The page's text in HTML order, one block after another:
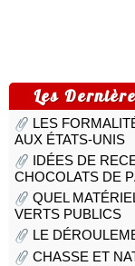
Les
LES
AUX ÉTATS-UNIS
IDÉES DE
CHOCOLATS DE
QUEL
VERTS PUBLICS
LE
CHASSE ET